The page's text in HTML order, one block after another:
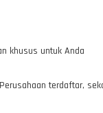
khusus untuk Anda
terdaftar,